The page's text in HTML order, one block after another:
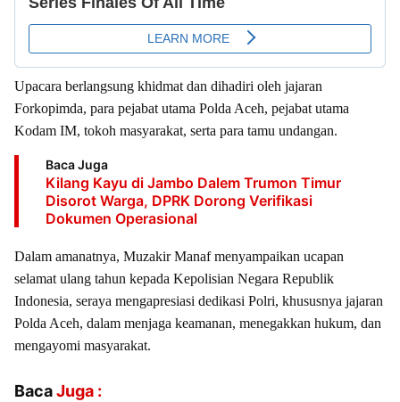
Upacara berlangsung khidmat dan dihadiri oleh jajaran
Forkopimda, para pejabat utama Polda Aceh, pejabat utama
Kodam IM, tokoh masyarakat, serta para tamu undangan.
Baca Juga
Kilang Kayu di Jambo Dalem Trumon Timur
Disorot Warga, DPRK Dorong Verifikasi
Dokumen Operasional
Dalam amanatnya, Muzakir Manaf menyampaikan ucapan
selamat ulang tahun kepada Kepolisian Negara Republik
Indonesia, seraya mengapresiasi dedikasi Polri, khususnya jajaran
Polda Aceh, dalam menjaga keamanan, menegakkan hukum, dan
mengayomi masyarakat.
BacaJuga :